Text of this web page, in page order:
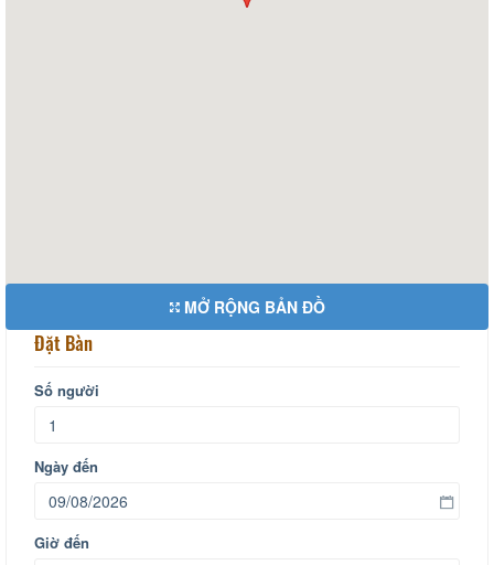
MỞ RỘNG BẢN ĐỒ
Đặt Bàn
Số người
Ngày đến
Giờ đến